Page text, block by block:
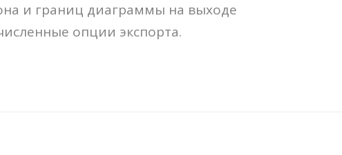
и границ диаграммы на выходе
опции экспорта.